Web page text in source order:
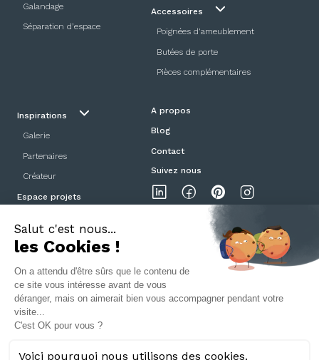
Galandage
Séparation d’espace
Accessoires
Poignées d'ameublement
Butées de porte
Pièces complémentaires
Inspirations
Galerie
Partenaires
Créateur
Espace projets
A propos
Blog
Contact
Suivez nous
Mentions légalesPolitique de confidentialitéCGV